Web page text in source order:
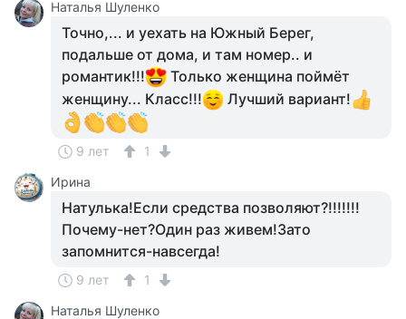
Наталья Шуленко
Точно,... и уехать на Южный Берег,
подальше от дома, и там номер.. и
романтик!!!
Только женщина поймёт
женщину... Класс!!!
Лучший вариант!
9 лет
1
Ирина
Натулька!Если средства позволяют?!!!!!!!
Почему-нет?Один раз живем!Зато
запомнится-навсегда!
9 лет
1
Наталья Шуленко